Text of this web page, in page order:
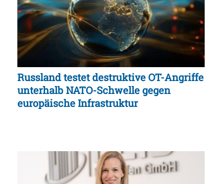
Russland testet destruktive OT-Angriffe
unterhalb NATO-Schwelle gegen
europäische Infrastruktur